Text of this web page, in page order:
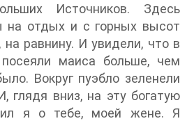
Источников. Здесь
на отдых и с горных высот
на равнину. И увидели, что в
маиса больше, чем
Вокруг пуэбло зеленели
глядя вниз, на эту богатую
я о тебе, моей жене. Я